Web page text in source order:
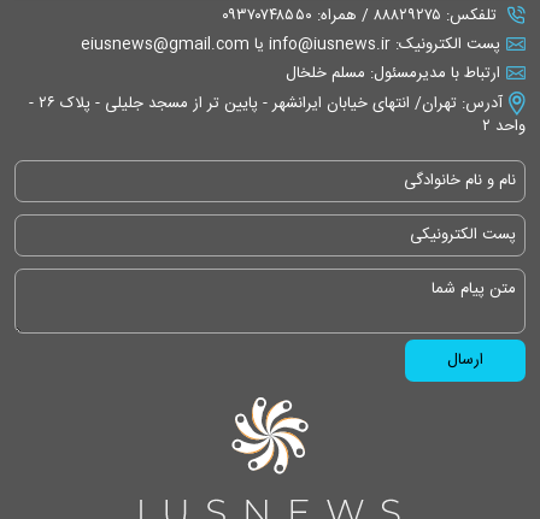
تلفکس: ۸۸۸۲۹۲۷۵ / همراه: ۰۹۳۷۰۷۴۸۵۵۰
پست الکترونیک: info@iusnews.ir یا eiusnews@gmail.com
ارتباط با مدیرمسئول: مسلم خلخال
آدرس: تهران/ انتهای خیابان ایرانشهر - پایین تر از مسجد جلیلی - پلاک ۲۶ -
واحد ۲